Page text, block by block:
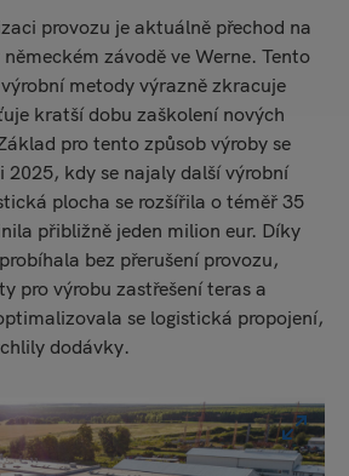
provozu je aktuálně přechod na
závodě ve Werne. Tento
metody výrazně zkracuje
kratší dobu zaškolení nových
pro tento způsob výroby se
kdy se najaly další výrobní
plocha se rozšířila o téměř 35
přibližně jeden milion eur. Díky
bez přerušení provozu,
pro výrobu zastřešení teras a
se logistická propojení,
dodávky.